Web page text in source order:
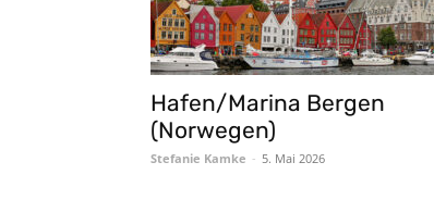
Hafen/Marina Bergen
(Norwegen)
Stefanie Kamke - 5. Mai 2026